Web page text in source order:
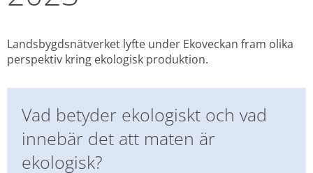
Landsbygdsnätverket lyfte under Ekoveckan fram olika
perspektiv kring ekologisk produktion.
Vad betyder ekologiskt och vad
innebär det att maten är
ekologisk?